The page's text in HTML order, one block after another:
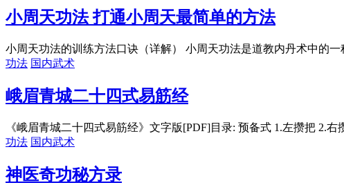
小周天功法 打通小周天最简单的方法
小周天功法的训练方法口诀（详解） 小周天功法是道教内丹术中的一
功法 国内武术
峨眉青城二十四式易筋经
《峨眉青城二十四式易筋经》文字版[PDF]目录: 预备式 1.左攒把 2.右
功法 国内武术
神医奇功秘方录